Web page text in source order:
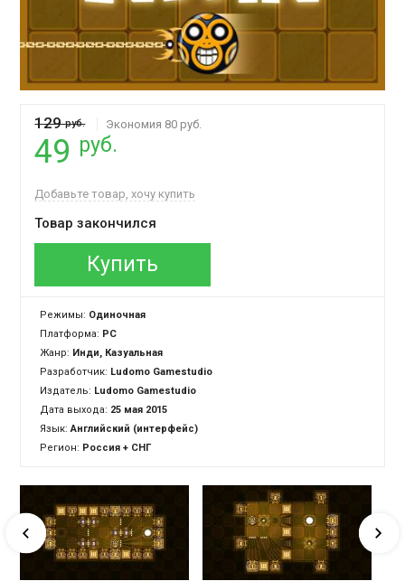
129руб. Экономия 80 руб.
49 руб.
Добавьте товар, хочу купить
Товар закончился
Купить
Режимы: Одиночная
Платформа: PC
Жанр: Инди, Казуальная
Разработчик: Ludomo Gamestudio
Издатель: Ludomo Gamestudio
Дата выхода: 25 мая 2015
Язык:Английский (интерфейс)
Регион: Россия + СНГ